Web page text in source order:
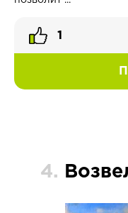
1
4.